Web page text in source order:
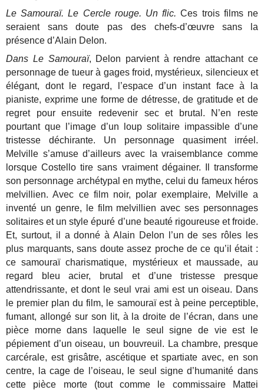
Le Samouraï. Le Cercle rouge. Un flic. Ces trois films ne
seraient sans doute pas des chefs-d’œuvre sans la
présence d’Alain Delon.
Dans Le Samouraï, Delon parvient à rendre attachant ce
personnage de tueur à gages froid, mystérieux, silencieux et
élégant, dont le regard, l’espace d’un instant face à la
pianiste, exprime une forme de détresse, de gratitude et de
regret pour ensuite redevenir sec et brutal. N’en reste
pourtant que l’image d’un loup solitaire impassible d’une
tristesse déchirante. Un personnage quasiment irréel.
Melville s’amuse d’ailleurs avec la vraisemblance comme
lorsque Costello tire sans vraiment dégainer. Il transforme
son personnage archétypal en mythe, celui du fameux héros
melvillien. Avec ce film noir, polar exemplaire, Melville a
inventé un genre, le film melvillien avec ses personnages
solitaires et un style épuré d’une beauté rigoureuse et froide.
Et, surtout, il a donné à Alain Delon l’un de ses rôles les
plus marquants, sans doute assez proche de ce qu’il était :
ce samouraï charismatique, mystérieux et maussade, au
regard bleu acier, brutal et d’une tristesse presque
attendrissante, et dont le seul vrai ami est un oiseau. Dans
le premier plan du film, le samouraï est à peine perceptible,
fumant, allongé sur son lit, à la droite de l’écran, dans une
pièce morne dans laquelle le seul signe de vie est le
pépiement d’un oiseau, un bouvreuil. La chambre, presque
carcérale, est grisâtre, ascétique et spartiate avec, en son
centre, la cage de l’oiseau, le seul signe d’humanité dans
cette pièce morte (tout comme le commissaire Mattei